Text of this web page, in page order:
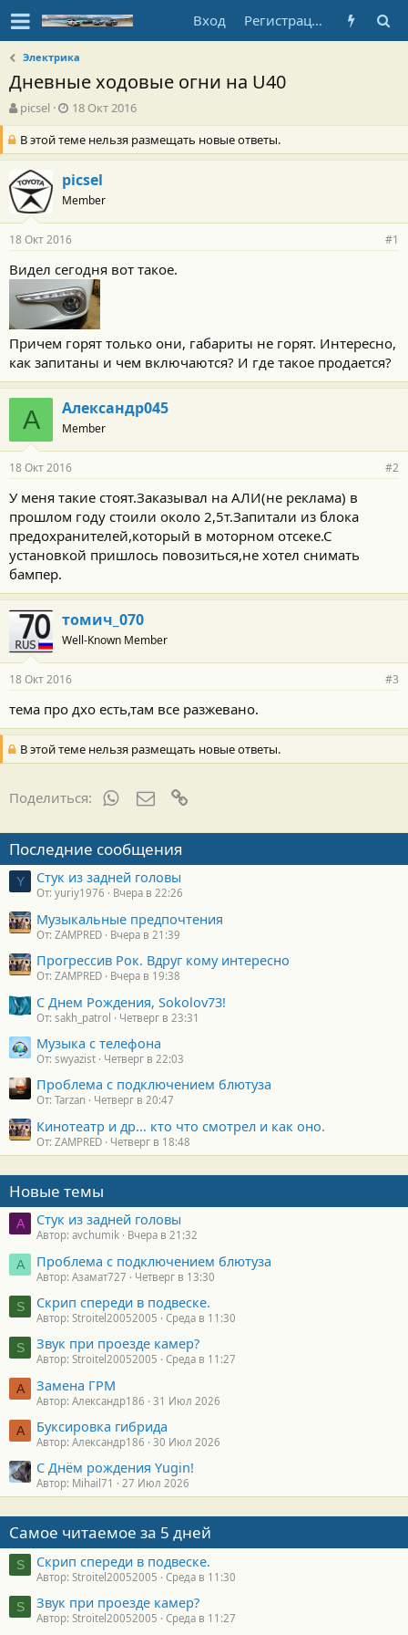
Вход Регистрация
Электрика
Дневные ходовые огни на U40
А
в
т
о
р
т
е
м
ы
picsel
Д
а
т
а
н
а
ч
а
л
а
18 Окт 2016
В этой теме нельзя размещать новые ответы.
picsel
Member
18 Окт 2016 #1
Видел сегодня вот такое.
Причем горят только они, габариты не горят. Интересно,
как запитаны и чем включаются? И где такое продается?
А Александр045
Member
18 Окт 2016 #2
У меня такие стоят.Заказывал на АЛИ(не реклама) в
прошлом году стоили около 2,5т.Запитали из блока
предохранителей,который в моторном отсеке.С
установкой пришлось повозиться,не хотел снимать
бампер.
томич_070
Well-Known Member
18 Окт 2016 #3
тема про дхо есть,там все разжевано.
В этой теме нельзя размещать новые ответы.
Поделиться: WhatsAppЭлектронная почта
Последние сообщения
Y Стук из задней головы
От: yuriy1976 Вчера в 22:26
Музыкальные предпочтения
От: ZAMPRED Вчера в 21:39
Прогрессив Рок. Вдруг кому интересно
От: ZAMPRED Вчера в 19:38
С Днем Рождения, Sokolov73!
От: sakh_patrol Четверг в 23:31
Музыка с телефона
От: swyazist Четверг в 22:03
Проблема с подключением блютуза
От: Tarzan Четверг в 20:47
Кинотеатр и др... кто что смотрел и как оно.
От: ZAMPRED Четверг в 18:48
Новые темы
A Стук из задней головы
Автор: avchumik Вчера в 21:32
А Проблема с подключением блютуза
Автор: Азамат727 Четверг в 13:30
S Скрип спереди в подвеске.
Автор: Stroitel20052005 Среда в 11:30
S Звук при проезде камер?
Автор: Stroitel20052005 Среда в 11:27
А Замена ГРМ
Автор: Александр186 31 Июл 2026
А Буксировка гибрида
Автор: Александр186 30 Июл 2026
С Днём рождения Yugin!
Автор: Mihail71 27 Июл 2026
Самое читаемое за 5 дней
S Скрип спереди в подвеске.
Автор: Stroitel20052005 Среда в 11:30
S Звук при проезде камер?
Автор: Stroitel20052005 Среда в 11:27